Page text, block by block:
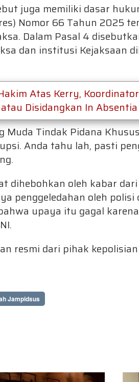
juga memiliki dasar
Nomor 66 Tahun 2025
Dalam Pasal 4
dan institusi Kejaksaan
Atas Kerry,
Disidangkan In Absentia
Muda Tindak Pidana
Anda tahu lah, pasti
dihebohkan oleh kabar
penggeledahan oleh polisi
upaya itu gagal
resmi dari pihak
Jampidsus